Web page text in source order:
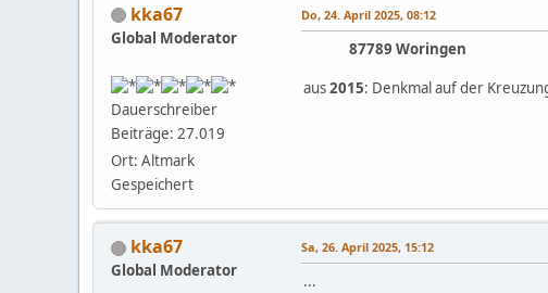
kka67
Global Moderator
Dauerschreiber
Beiträge: 27.019
Ort: Altmark
Gespeichert
Do, 24. April 2025, 08:12
87789 Woringen
aus2015: Denkmal auf der
kka67
Global Moderator
Sa, 26. April 2025, 15:12
...